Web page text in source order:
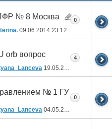
№ 8 Москва
09.06.2014 23:12
0
orb вопрос
19.05.2014
4
№ 1 ГУ
04.05.2014
0